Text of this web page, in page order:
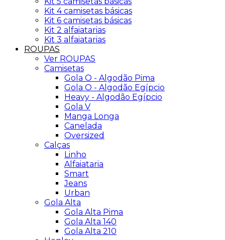
Kit 4 camisetas básicas
Kit 6 camisetas básicas
Kit 2 alfaiatarias
Kit 3 alfaiatarias
ROUPAS
Ver ROUPAS
Camisetas
Gola O - Algodão Pima
Gola O - Algodão Egípcio
Heavy - Algodão Egípcio
Gola V
Manga Longa
Canelada
Oversized
Calças
Linho
Alfaiataria
Smart
Jeans
Urban
Gola Alta
Gola Alta Pima
Gola Alta 140
Gola Alta 210